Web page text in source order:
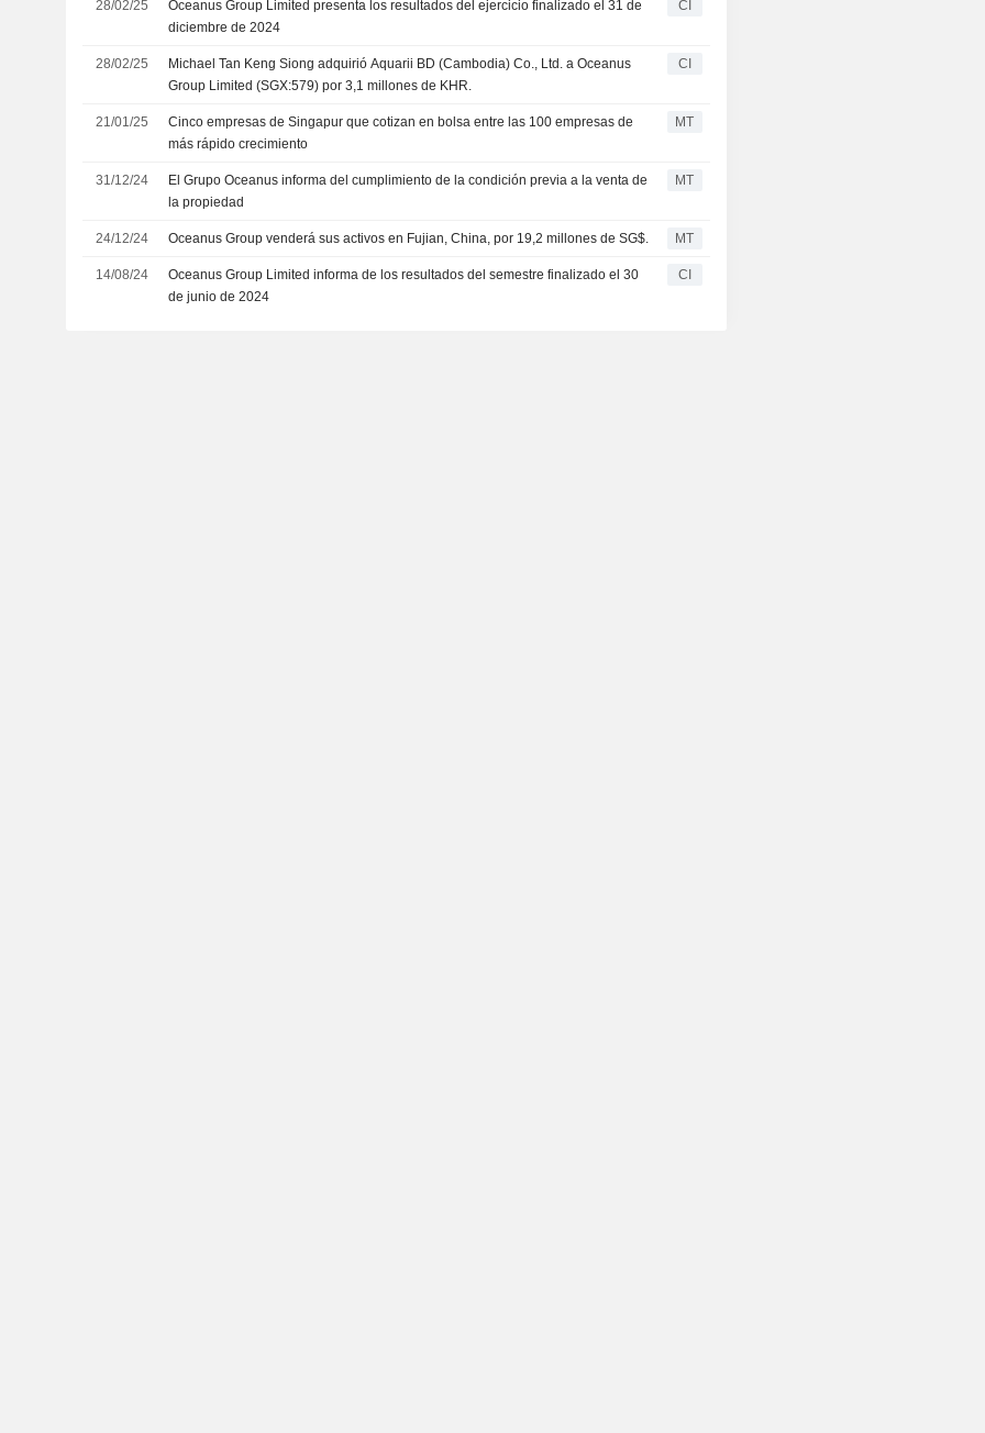
28/02/25
Oceanus Group Limited presenta los resultados del ejercicio finalizado el 31 de
diciembre de 2024
CI
28/02/25
Michael Tan Keng Siong adquirió Aquarii BD (Cambodia) Co., Ltd. a Oceanus
Group Limited (SGX:579) por 3,1 millones de KHR.
CI
21/01/25
Cinco empresas de Singapur que cotizan en bolsa entre las 100 empresas de
más rápido crecimiento
MT
31/12/24
El Grupo Oceanus informa del cumplimiento de la condición previa a la venta de
la propiedad
MT
24/12/24 Oceanus Group venderá sus activos en Fujian, China, por 19,2 millones de SG$. MT
14/08/24
Oceanus Group Limited informa de los resultados del semestre finalizado el 30
de junio de 2024
CI